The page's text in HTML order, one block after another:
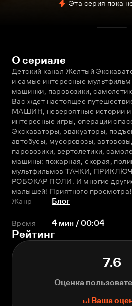
Эта серия пока
О сериале
Детский канал Желтый
и самые интересные
машинки, паровозики,
Вас ждет настоящее
МАШИН, невероятные истории и
интересные игры, операции
Экскаваторы, эвакуаторы,
автобусы, мусоровозы,
паровозики, вертолетики,
машины: пожарная, скорая,
мультфильмов ТАЧКИ,
РОБОКАР ПОЛИ. И многие
малышей! Приятного просмотра!
Жанр
Блог
Время 4 мин / 00:04
Рейтинг
7.6
Оценка
Ваша